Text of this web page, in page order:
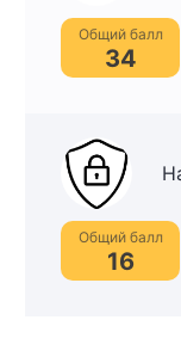
Общий балл
34
Общий балл
16